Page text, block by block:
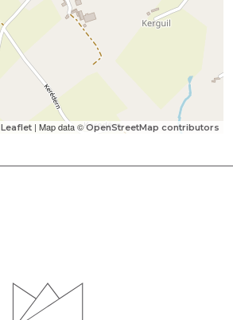
Leaflet | Map data ©OpenStreetMap contributors